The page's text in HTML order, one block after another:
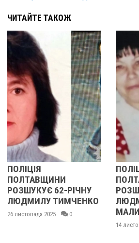
ЧИТАЙТЕ ТАКОЖ
РІЧНУ
0
ПОЛТАВЩИНИ
РОЗШУКУЄ 67-РІЧНУ
ЛЮДМИЛУ
МАЛИНЕНКО
0